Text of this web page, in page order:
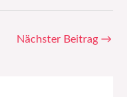
Nächster Beitrag →